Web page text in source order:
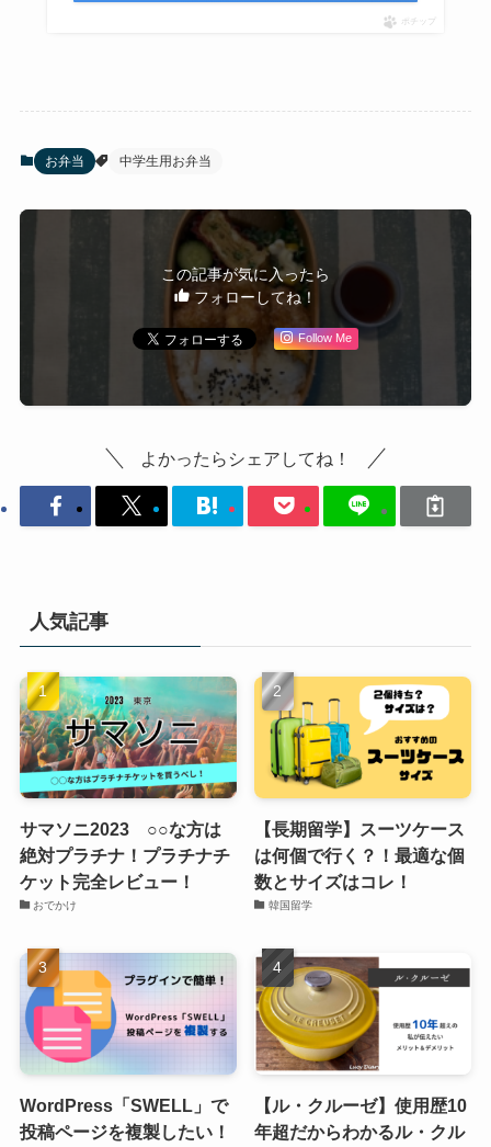
ポチップ
お弁当 中学生用お弁当
この記事が気に入ったら
フォローしてね！
Follow Me
よかったらシェアしてね！
人気記事
サマソニ2023 ○○な方は
絶対プラチナ！プラチナチ
ケット完全レビュー！
おでかけ
【長期留学】スーツケース
は何個で行く？！最適な個
数とサイズはコレ！
韓国留学
WordPress「SWELL」で
投稿ページを複製したい！
【ル・クルーゼ】使用歴10
年超だからわかるル・クル